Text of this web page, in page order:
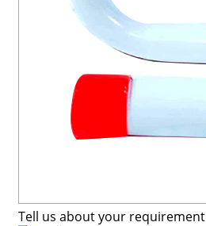
Tell us about your requirement